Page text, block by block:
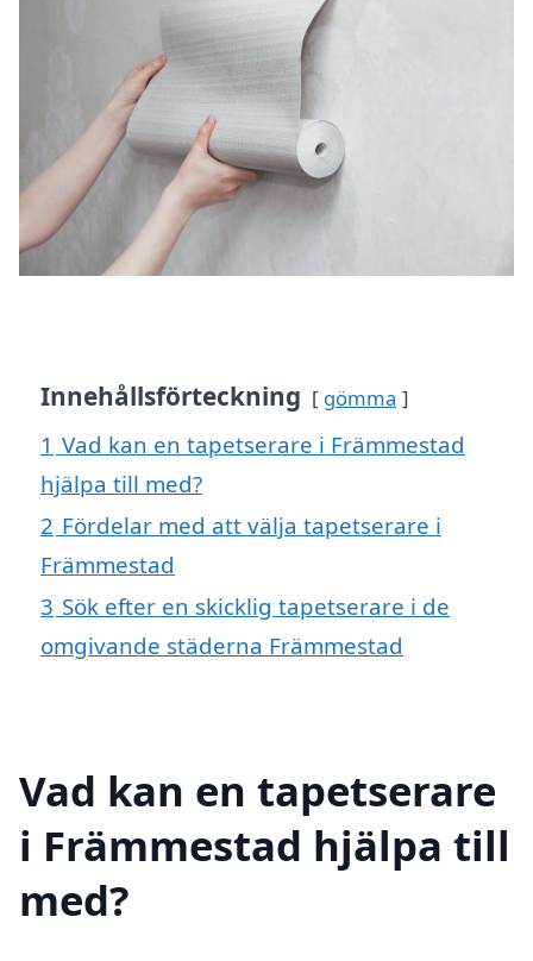
Innehållsförteckning gömma
1 Vad kan en tapetserare i Främmestad
hjälpa till med?
2 Fördelar med att välja tapetserare i
Främmestad
3 Sök efter en skicklig tapetserare i de
omgivande städerna Främmestad
Vad kan en tapetserare
i Främmestad hjälpa till
med?